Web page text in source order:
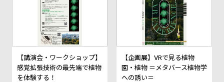
【講演会・ワークショップ】
感覚拡張技術の最先端で植物
を体験する！
【企画展】VRで見る植物
園・植物 ＝メタバース植物学
への誘い＝